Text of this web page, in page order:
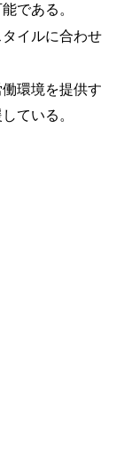
である。
イルに合わせ
環境を提供す
ている。